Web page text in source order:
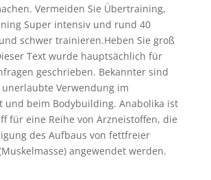
Vermeiden Sie Übertraining,
Super intensiv und rund 40
schwer trainieren.Heben Sie groß
Text wurde hauptsächlich für
geschrieben. Bekannter sind
Verwendung im
und beim Bodybuilding. Anabolika ist
für eine Reihe von Arzneistoffen, die
des Aufbaus von fettfreier
angewendet werden.